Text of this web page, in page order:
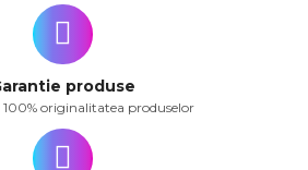
produse
originalitatea produselor